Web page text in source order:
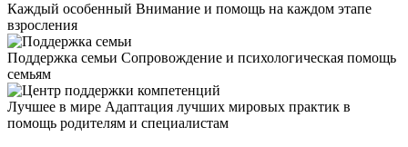
Каждый особенный Внимание и помощь на каждом этапе
взросления
Поддержка семьи Сопровождение и психологическая помощь
семьям
Лучшее в мире Адаптация лучших мировых практик в
помощь родителям и специалистам